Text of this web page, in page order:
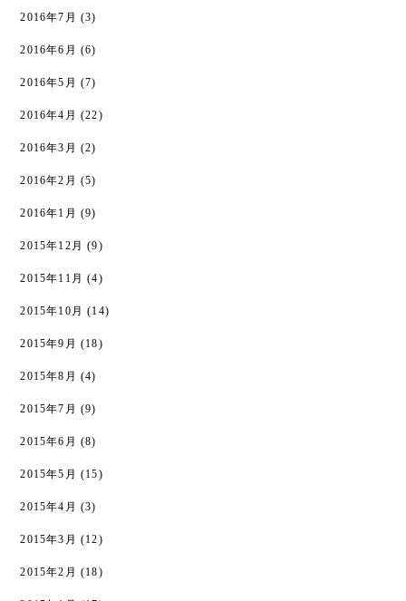
2016年7月 (3)
2016年6月 (6)
2016年5月 (7)
2016年4月 (22)
2016年3月 (2)
2016年2月 (5)
2016年1月 (9)
2015年12月 (9)
2015年11月 (4)
2015年10月 (14)
2015年9月 (18)
2015年8月 (4)
2015年7月 (9)
2015年6月 (8)
2015年5月 (15)
2015年4月 (3)
2015年3月 (12)
2015年2月 (18)